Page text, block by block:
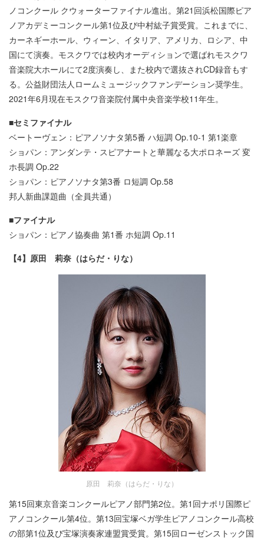
ノコンクール クウォーターファイナル進出。第21回浜松国際ピア
ノアカデミーコンクール第1位及び中村紘子賞受賞。これまでに、
カーネギーホール、ウィーン、イタリア、アメリカ、ロシア、中
国にて演奏。モスクワでは校内オーディションで選ばれモスクワ
音楽院大ホールにて2度演奏し、また校内で選抜されCD録音もす
る。公益財団法人ロームミュージックファンデーション奨学生。
2021年6月現在モスクワ音楽院付属中央音楽学校11年生。
■セミファイナル
ベートーヴェン：ピアノソナタ第5番 ハ短調 Op.10-1 第1楽章
ショパン：アンダンテ・スピアナートと華麗なる大ポロネーズ 変
ホ長調 Op.22
ショパン：ピアノソナタ第3番 ロ短調 Op.58
邦人新曲課題曲（全員共通）
■ファイナル
ショパン：ピアノ協奏曲 第1番 ホ短調 Op.11
【4】原田 莉奈（はらだ・りな）
原田 莉奈（はらだ・りな）
第15回東京音楽コンクールピアノ部門第2位。第1回ナポリ国際ピ
アノコンクール第4位。第13回宝塚ベガ学生ピアノコンクール高校
の部第1位及び宝塚演奏家連盟賞受賞。第15回ローゼンストック国